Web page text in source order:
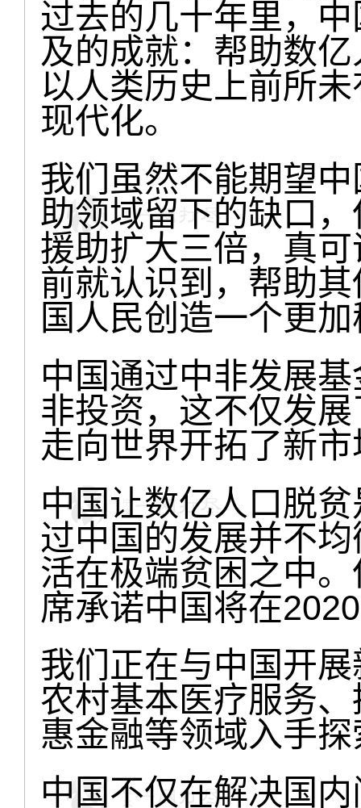
过去的几十年里，
及的成就：帮助数
以人类历史上前所
现代化。
我们虽然不能期望
助领域留下的缺口
援助扩大三倍，真
前就认识到，帮助
国人民创造一个更
中国通过中非发展
非投资，这不仅发
走向世界开拓了新
中国让数亿人口脱
过中国的发展并不
活在极端贫困之中
席承诺中国将在
我们正在与中国开
农村基本医疗服务
惠金融等领域入手
中国不仅在解决国